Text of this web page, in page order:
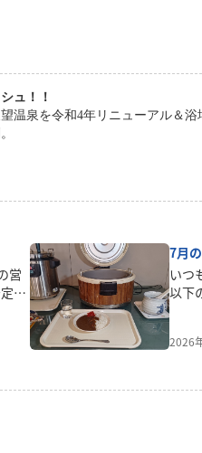
ュ！！
温泉を令和4年リニューアル＆
営
と
7月
いつ
以下
日曜
間
2026